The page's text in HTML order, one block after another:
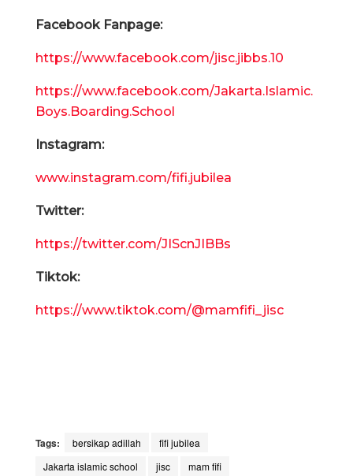
Facebook Fanpage:
https://www.facebook.com/jisc.jibbs.10
https://www.facebook.com/Jakarta.Islamic.
Boys.Boarding.School
Instagram:
www.instagram.com/fifi.jubilea
Twitter:
https://twitter.com/JIScnJIBBs
Tiktok:
https://www.tiktok.com/@mamfifi_jisc
Tags: bersikap adillah
fifi jubilea
Jakarta islamic school
jisc mam fifi